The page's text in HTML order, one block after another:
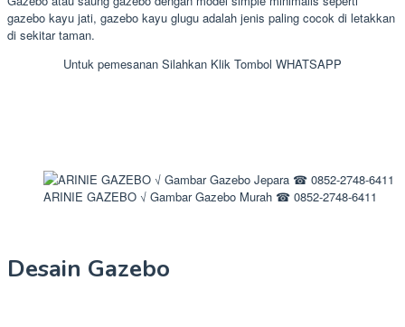
gazebo kayu jati, gazebo kayu glugu adalah jenis paling cocok di letakkan
di sekitar taman.
Untuk pemesanan Silahkan Klik Tombol WHATSAPP
ARINIE GAZEBO √ Gambar Gazebo Murah ☎ 0852-2748-6411
Desain Gazebo